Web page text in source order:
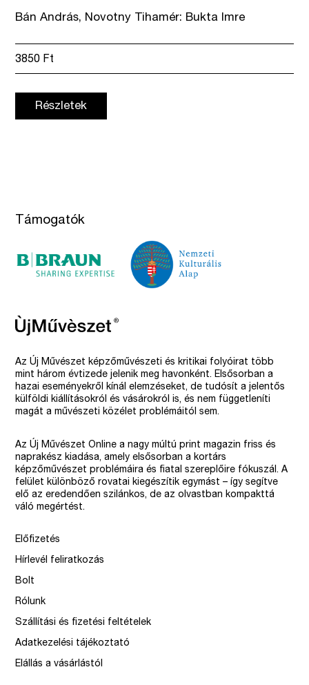
Bán András, Novotny Tihamér: Bukta Imre
3850 Ft
Részletek
Támogatók
Az Új Művészet képzőművészeti és kritikai folyóirat több
mint három évtizede jelenik meg havonként. Elsősorban a
hazai eseményekről kínál elemzéseket, de tudósít a jelentős
külföldi kiállításokról és vásárokról is, és nem függetleníti
magát a művészeti közélet problémáitól sem.
Az Új Művészet Online a nagy múltú print magazin friss és
naprakész kiadása, amely elsősorban a kortárs
képzőművészet problémáira és fiatal szereplőire fókuszál. A
felület különböző rovatai kiegészítik egymást – így segítve
elő az eredendően szilánkos, de az olvastban kompakttá
váló megértést.
Előfizetés
Hírlevél feliratkozás
Bolt
Rólunk
Szállítási és fizetési feltételek
Adatkezelési tájékoztató
Elállás a vásárlástól